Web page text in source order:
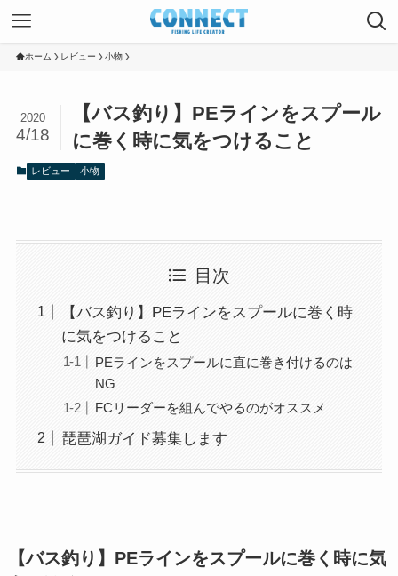
ホーム レビュー 小物
【バス釣り】PEラインをスプール
に巻く時に気をつけること
2020
4/18
レビュー 小物
目次
【バス釣り】PEラインをスプールに巻く時
に気をつけること
PEラインをスプールに直に巻き付けるのは
NG
FCリーダーを組んでやるのがオススメ
琵琶湖ガイド募集します
【バス釣り】PEラインをスプールに巻く時に気